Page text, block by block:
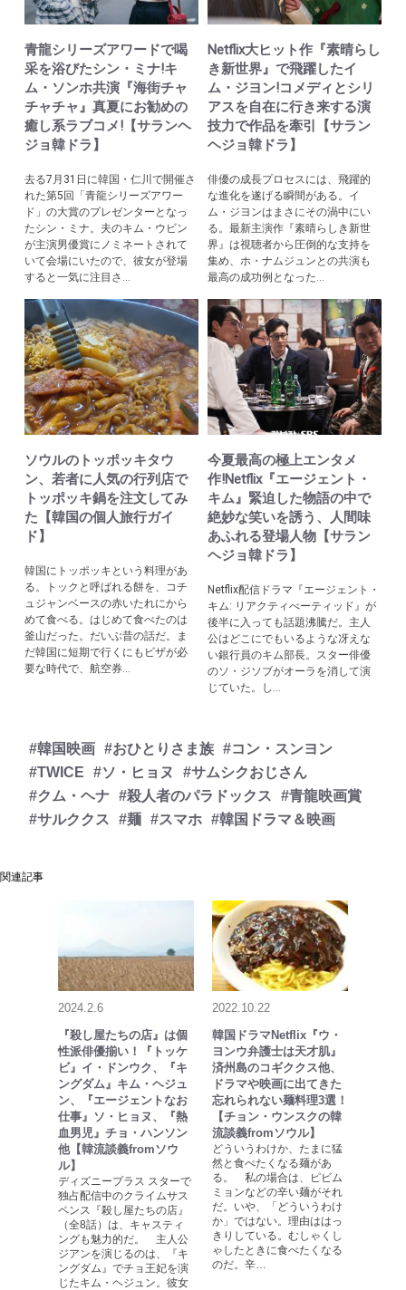
青龍シリーズアワードで喝
采を浴びたシン・ミナ!キ
ム・ソンホ共演『海街チャ
チャチャ』真夏にお勧めの
癒し系ラブコメ!【サランヘ
ジョ韓ドラ】
去る7月31日に韓国・仁川で開催さ
れた第5回「青龍シリーズアワー
ド」の大賞のプレゼンターとなっ
たシン・ミナ。夫のキム・ウビン
が主演男優賞にノミネートされて
いて会場にいたので、彼女が登場
すると一気に注目さ...
Netflix大ヒット作『素晴らし
き新世界』で飛躍したイ
ム・ジヨン!コメディとシリ
アスを自在に行き来する演
技力で作品を牽引【サラン
ヘジョ韓ドラ】
俳優の成長プロセスには、飛躍的
な進化を遂げる瞬間がある。イ
ム・ジヨンはまさにその渦中にい
る。最新主演作『素晴らしき新世
界』は視聴者から圧倒的な支持を
集め、ホ・ナムジュンとの共演も
最高の成功例となった...
ソウルのトッポッキタウ
ン、若者に人気の行列店で
トッポッキ鍋を注文してみ
た【韓国の個人旅行ガイ
ド】
韓国にトッポッキという料理があ
る。トックと呼ばれる餅を、コチ
ュジャンベースの赤いたれにから
めて食べる。はじめて食べたのは
釜山だった。だいぶ昔の話だ。ま
だ韓国に短期で行くにもビザが必
要な時代で、航空券...
今夏最高の極上エンタメ
作!Netflix『エージェント・
キム』緊迫した物語の中で
絶妙な笑いを誘う、人間味
あふれる登場人物【サラン
ヘジョ韓ドラ】
Netflix配信ドラマ『エージェント・
キム: リアクティべーティッド』が
後半に入っても話題沸騰だ。主人
公はどこにでもいるような冴えな
い銀行員のキム部長。スター俳優
のソ・ジソブがオーラを消して演
じていた。し...
#韓国映画 #おひとりさま族 #コン・スンヨン
#TWICE
#ソ・ヒョヌ
#サムシクおじさん
#クム・ヘナ #殺人者のパラドックス
#青龍映画賞
#サルククス
#麺 #スマホ #韓国ドラマ＆映画
関連記事
2024.2.6
『殺し屋たちの店』は個
性派俳優揃い！『トッケ
ビ』イ・ドンウク、『キ
ングダム』キム・ヘジュ
ン、『エージェントなお
仕事』ソ・ヒョヌ、『熱
血男児』チョ・ハンソン
他【韓流談義fromソウ
ル】
ディズニープラス スターで
独占配信中のクライムサス
ペンス『殺し屋たちの店』
（全8話）は、キャスティ
ングも魅力的だ。 主人公
ジアンを演じるのは、『キ
ングダム』でチョ王妃を演
じたキム・ヘジュン。彼女
2022.10.22
韓国ドラマNetflix『ウ・
ヨンウ弁護士は天才肌』
済州島のコギククス他、
ドラマや映画に出てきた
忘れられない麺料理3選！
【チョン・ウンスクの韓
流談義fromソウル】
どういうわけか、たまに猛
然と食べたくなる麺があ
る。 私の場合は、ピビム
ミョンなどの辛い麺がそれ
だ。いや、「どういうわけ
か」ではない。理由ははっ
きりしている。むしゃくし
ゃしたときに食べたくなる
のだ。辛…